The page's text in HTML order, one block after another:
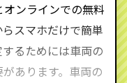
い。
料で行います。安
ンラインでの無料
スマホだけで簡単
るためには車両の
あります。車両の